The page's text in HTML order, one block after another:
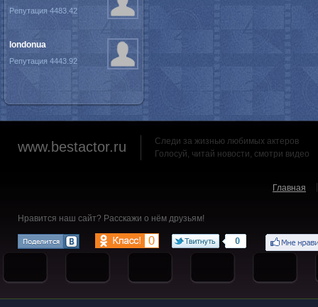
Репутация 4483.42
londonua
Репутация 4443.92
www.bestactor.ru
Следи за жизнью любимых актеров
Голосуй, читай новости, смотри видео
Главная
Нравится наш сайт? Расскажи о нём друзьям!